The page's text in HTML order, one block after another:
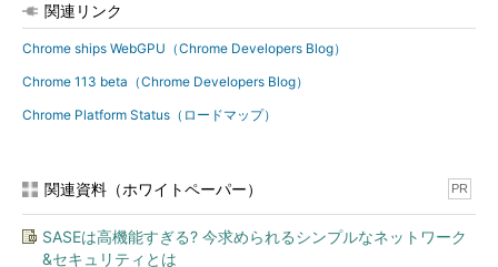
関連リンク
Chrome ships WebGPU（Chrome Developers Blog）
Chrome 113 beta（Chrome Developers Blog）
Chrome Platform Status（ロードマップ）
関連資料（ホワイトペーパー） PR
SASEは高機能すぎる? 今求められるシンプルなネットワーク
&セキュリティとは